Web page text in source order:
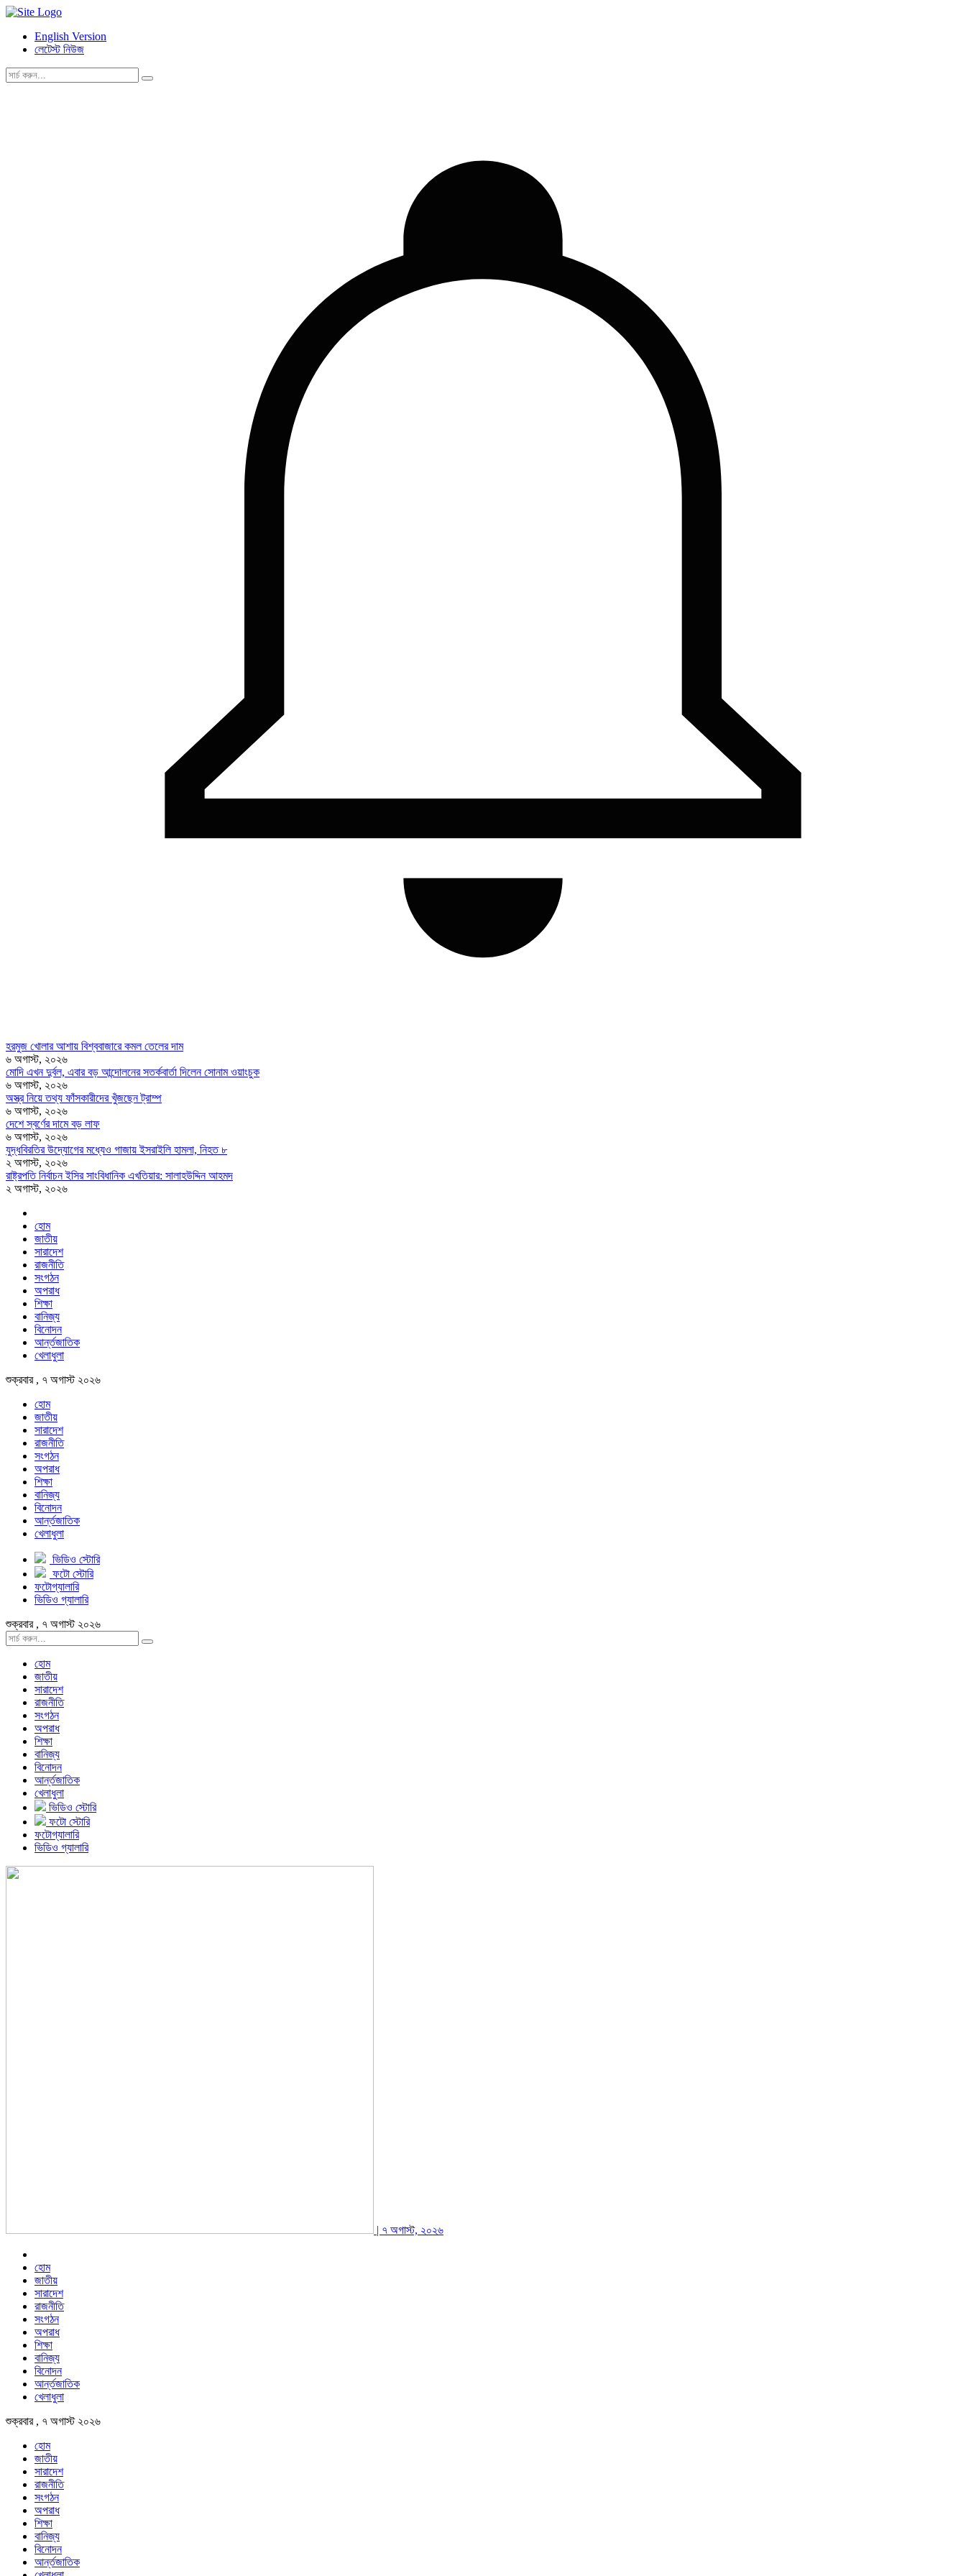
English Version
লেটেস্ট নিউজ
হরমুজ খোলার আশায় বিশ্ববাজারে কমল তেলের দাম
৬ অগাস্ট, ২০২৬
মোদি এখন দুর্বল, এবার বড় আন্দোলনের সতর্কবার্তা দিলেন সোনাম ওয়াংচুক
৬ অগাস্ট, ২০২৬
অস্ত্র নিয়ে তথ্য ফাঁসকারীদের খুঁজছেন ট্রাম্প
৬ অগাস্ট, ২০২৬
দেশে স্বর্ণের দামে বড় লাফ
৬ অগাস্ট, ২০২৬
যুদ্ধবিরতির উদ্যোগের মধ্যেও গাজায় ইসরাইলি হামলা, নিহত ৮
২ অগাস্ট, ২০২৬
রাষ্ট্রপতি নির্বাচন ইসির সাংবিধানিক এখতিয়ার: সালাহউদ্দিন আহমদ
২ অগাস্ট, ২০২৬
হোম
জাতীয়
সারাদেশ
রাজনীতি
সংগঠন
অপরাধ
শিক্ষা
বানিজ্য
বিনোদন
আর্ন্তজাতিক
খেলাধুলা
শুক্রবার , ৭ অগাস্ট ২০২৬
হোম
জাতীয়
সারাদেশ
রাজনীতি
সংগঠন
অপরাধ
শিক্ষা
বানিজ্য
বিনোদন
আর্ন্তজাতিক
খেলাধুলা
ভিডিও স্টোরি
ফটো স্টোরি
ফটোগ্যালারি
ভিডিও গ্যালারি
শুক্রবার , ৭ অগাস্ট ২০২৬
হোম
জাতীয়
সারাদেশ
রাজনীতি
সংগঠন
অপরাধ
শিক্ষা
বানিজ্য
বিনোদন
আর্ন্তজাতিক
খেলাধুলা
ভিডিও স্টোরি
ফটো স্টোরি
ফটোগ্যালারি
ভিডিও গ্যালারি
| ৭ অগাস্ট, ২০২৬
হোম
জাতীয়
সারাদেশ
রাজনীতি
সংগঠন
অপরাধ
শিক্ষা
বানিজ্য
বিনোদন
আর্ন্তজাতিক
খেলাধুলা
শুক্রবার , ৭ অগাস্ট ২০২৬
হোম
জাতীয়
সারাদেশ
রাজনীতি
সংগঠন
অপরাধ
শিক্ষা
বানিজ্য
বিনোদন
আর্ন্তজাতিক